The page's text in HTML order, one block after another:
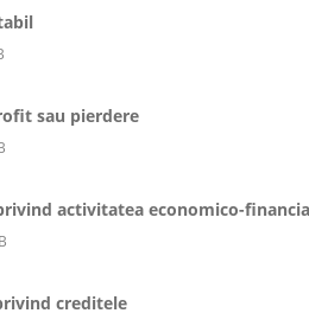
sau pierdere
activitatea economico-
creditele